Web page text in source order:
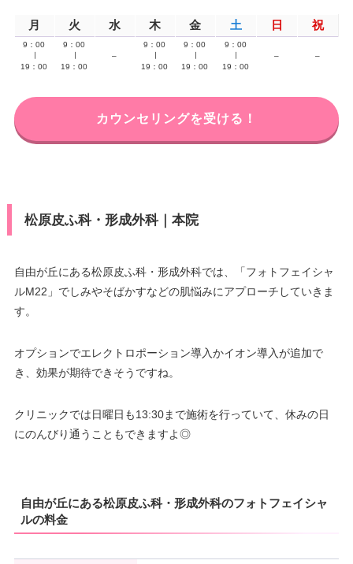
月 火 水 木 金 土 日 祝
9：00
19：00
9：00
19：00
–
9：00
19：00
9：00
19：00
9：00
19：00
– –
カウンセリングを受ける！
松原皮ふ科・形成外科｜本院
自由が丘にある松原皮ふ科・形成外科では、「フォトフェイシャ
ルM22」でしみやそばかすなどの肌悩みにアプローチしていきま
す。
オプションでエレクトロポーション導入かイオン導入が追加で
き、効果が期待できそうですね。
クリニックでは日曜日も13:30まで施術を行っていて、休みの日
にのんびり通うこともできますよ◎
自由が丘にある松原皮ふ科・形成外科のフォトフェイシャ
ルの料金